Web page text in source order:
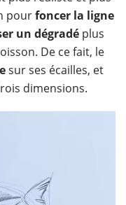
pourfoncer la ligne
un dégradé plus
De ce fait, le
sur ses écailles, et
dimensions.